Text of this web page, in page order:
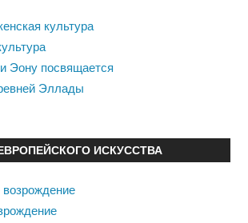
культура
Эону посвящается
Эллады
ИСКУССТВА